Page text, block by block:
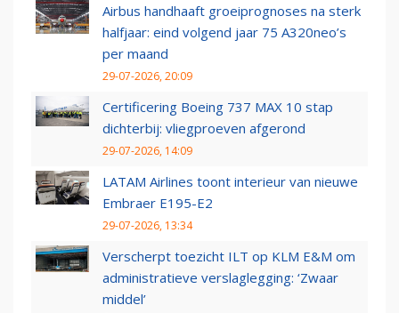
Airbus handhaaft groeiprognoses na sterk
halfjaar: eind volgend jaar 75 A320neo’s
per maand
29-07-2026, 20:09
Certificering Boeing 737 MAX 10 stap
dichterbij: vliegproeven afgerond
29-07-2026, 14:09
LATAM Airlines toont interieur van nieuwe
Embraer E195-E2
29-07-2026, 13:34
Verscherpt toezicht ILT op KLM E&M om
administratieve verslaglegging: ‘Zwaar
middel’